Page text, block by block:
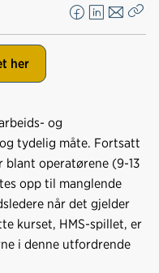
F
a
o
k
L
i
n
E
-
her
og
tydelig måte. Fortsatt
operatørene (9-13
opp til manglende
når det gjelder
kurset, HMS-spillet, er
i denne utfordrende